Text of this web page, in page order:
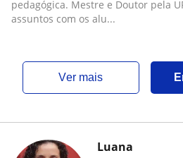
pedagógica. Mestre e Doutor pela
assuntos com os alu...
ver mais
Luana